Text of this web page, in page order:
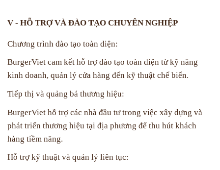
V - HỖ TRỢ VÀ ĐÀO TẠO CHUYÊN NGHIỆP
Chương trình đào tạo toàn diện:
BurgerViet cam kết hỗ trợ đào tạo toàn diện từ kỹ năng
kinh doanh, quản lý cửa hàng đến kỹ thuật chế biến.
Tiếp thị và quảng bá thương hiệu:
BurgerViet hỗ trợ các nhà đầu tư trong việc xây dựng và
phát triển thương hiệu tại địa phương để thu hút khách
hàng tiềm năng.
Hỗ trợ kỹ thuật và quản lý liên tục: